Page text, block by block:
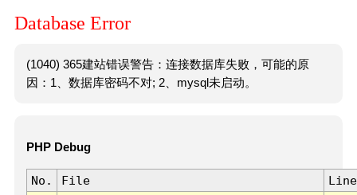
Database Error
(1040) 365建站错误警告：连接数据库失败，可能的原
因：1、数据库密码不对; 2、mysql未启动。
PHP Debug
No. File
Line